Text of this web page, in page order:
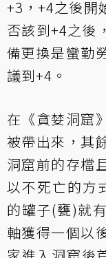
+3，+4之後開
否該到+4之後
備更換是蠻勤
議到+4。
在《貪婪洞窟
被帶出來，其
洞窟前的存檔
以不死亡的方
的罐子(甕)就
軸獲得一個以